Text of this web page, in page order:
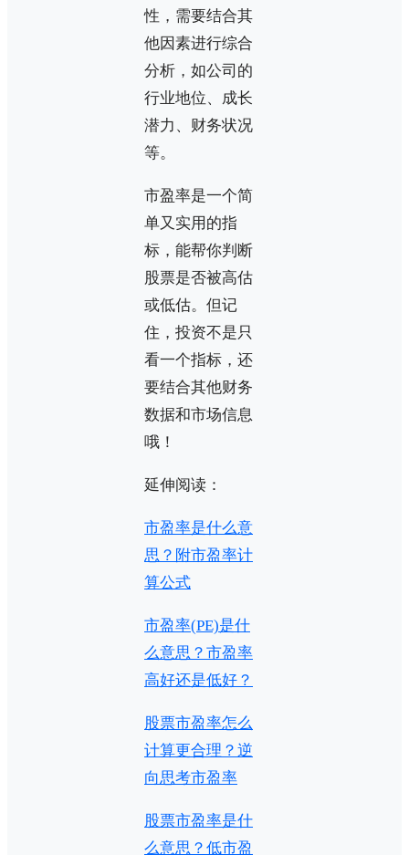
性，需要结合其
他因素进行综合
分析，如公司的
行业地位、成长
潜力、财务状况
等。
市盈率是一个简
单又实用的指
标，能帮你判断
股票是否被高估
或低估。但记
住，投资不是只
看一个指标，还
要结合其他财务
数据和市场信息
哦！
延伸阅读：
市盈率是什么意
思？附市盈率计
算公式
市盈率(PE)是什
么意思？市盈率
高好还是低好？
股票市盈率怎么
计算更合理？逆
向思考市盈率
股票市盈率是什
么意思？低市盈